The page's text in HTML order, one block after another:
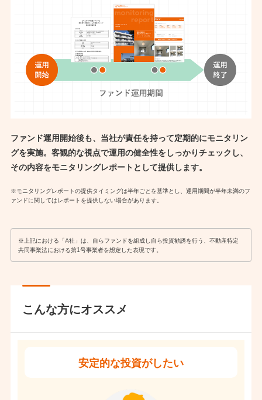
ファンド運用開始後も、当社が責任を持って定期的にモニタリン
グを実施。客観的な視点で運用の健全性をしっかりチェックし、
その内容をモニタリングレポートとして提供します。
※モニタリングレポートの提供タイミングは半年ごとを基準とし、運用期間が半年未満のフ
ァンドに関してはレポートを提供しない場合があります。
※上記における「A社」は、自らファンドを組成し自ら投資勧誘を行う、不動産特定
共同事業法における第1号事業者を想定した表現です。
こんな方にオススメ
安定的な投資がしたい